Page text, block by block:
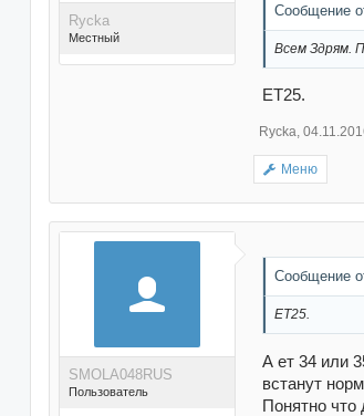
Поблагодарили 1 раз в 1
Rycka
Местный
раз(а) в 163 сообщениях
Сообщение
Всем Здрям.
ET25.
Rycka,
Меню
SMOLA048RUS
Пользователь
Сообщение
ET25.
А ет 34 или
встанут
Понятно что